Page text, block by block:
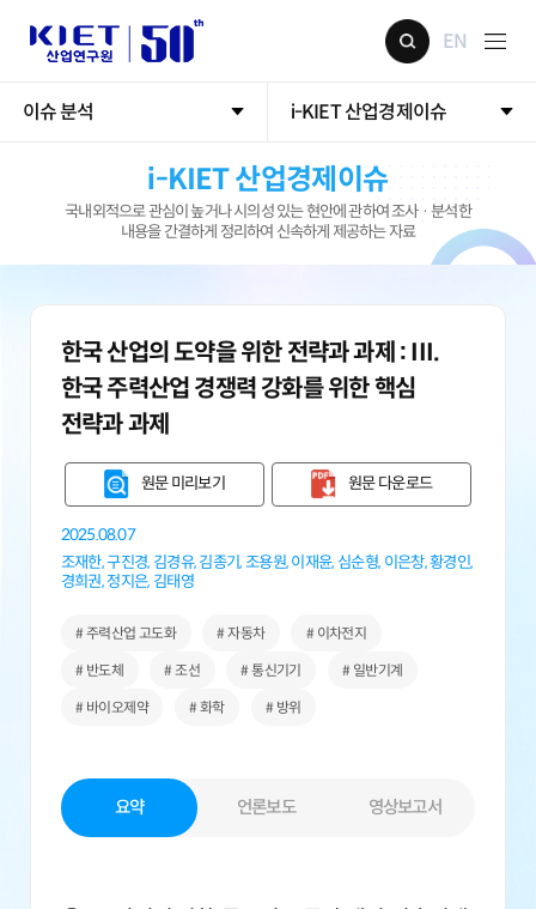
EN
이슈 분석 i-KIET 산업경제이슈
i-KIET 산업경제이슈
국내외적으로 관심이 높거나 시의성 있는 현안에 관하여 조사 · 분석한
내용을 간결하게 정리하여 신속하게 제공하는 자료
한국 산업의 도약을 위한 전략과 과제 : III.
한국 주력산업 경쟁력 강화를 위한 핵심
전략과 과제
원문 미리보기 원문 다운로드
2025.08.07
조재한,구진경, 김경유,김종기,조용원,이재윤, 심순형, 이은창,황경인,
경희권,정지은, 김태영
# 주력산업 고도화 # 자동차 # 이차전지
# 반도체 # 조선 # 통신기기 # 일반기계
# 바이오제약 # 화학 # 방위
요약 언론보도 영상보고서